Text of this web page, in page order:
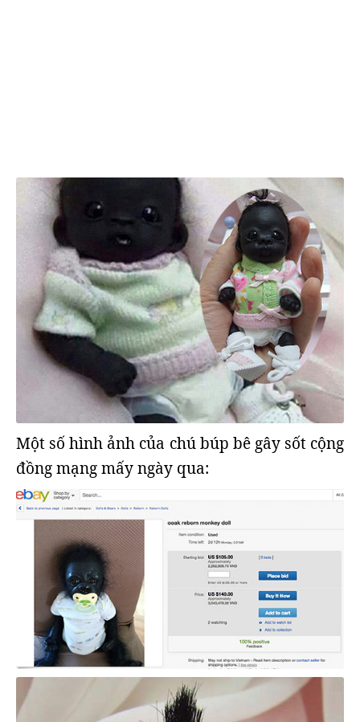
Một số hình ảnh của chú búp bê gây sốt cộng
đồng mạng mấy ngày qua: